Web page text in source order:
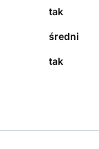
tak
średni
tak